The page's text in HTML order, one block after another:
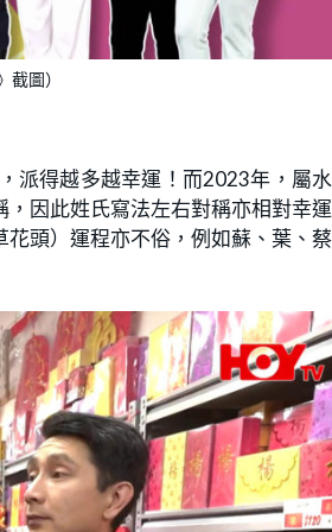
圖）
派得越多越幸運！而2023年，屬
因此姓氏寫法左右對稱亦相對幸
頭）運程亦不俗，例如蘇、葉、